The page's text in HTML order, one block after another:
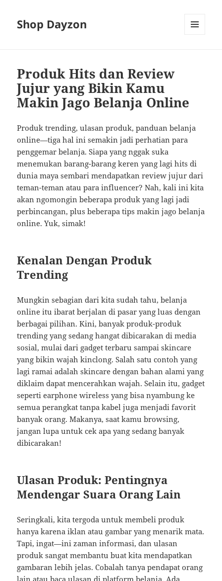
Shop Dayzon
Produk Hits dan Review
Jujur yang Bikin Kamu
Makin Jago Belanja Online
Produk trending, ulasan produk, panduan belanja
online—tiga hal ini semakin jadi perhatian para
penggemar belanja. Siapa yang nggak suka
menemukan barang-barang keren yang lagi hits di
dunia maya sembari mendapatkan review jujur dari
teman-teman atau para influencer? Nah, kali ini kita
akan ngomongin beberapa produk yang lagi jadi
perbincangan, plus beberapa tips makin jago belanja
online. Yuk, simak!
Kenalan Dengan Produk
Trending
Mungkin sebagian dari kita sudah tahu, belanja
online itu ibarat berjalan di pasar yang luas dengan
berbagai pilihan. Kini, banyak produk-produk
trending yang sedang hangat dibicarakan di media
sosial, mulai dari gadget terbaru sampai skincare
yang bikin wajah kinclong. Salah satu contoh yang
lagi ramai adalah skincare dengan bahan alami yang
diklaim dapat mencerahkan wajah. Selain itu, gadget
seperti earphone wireless yang bisa nyambung ke
semua perangkat tanpa kabel juga menjadi favorit
banyak orang. Makanya, saat kamu browsing,
jangan lupa untuk cek apa yang sedang banyak
dibicarakan!
Ulasan Produk: Pentingnya
Mendengar Suara Orang Lain
Seringkali, kita tergoda untuk membeli produk
hanya karena iklan atau gambar yang menarik mata.
Tapi, ingat—ini zaman informasi, dan ulasan
produk sangat membantu buat kita mendapatkan
gambaran lebih jelas. Cobalah tanya pendapat orang